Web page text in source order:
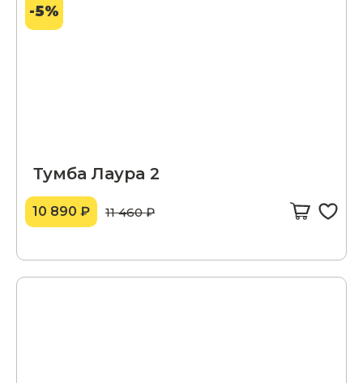
-5%
Тумба Лаура 2
10 890 ₽ 11 460 ₽